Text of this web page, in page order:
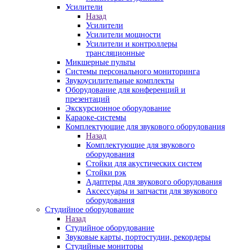
Усилители
Назад
Усилители
Усилители мощности
Усилители и контроллеры
трансляционные
Микшерные пульты
Системы персонального мониторинга
Звукоусилительные комплекты
Оборудование для конференций и
презентаций
Экскурсионное оборудование
Караоке-системы
Комплектующие для звукового оборудования
Назад
Комплектующие для звукового
оборудования
Стойки для акустических систем
Стойки рэк
Адаптеры для звукового оборудования
Аксессуары и запчасти для звукового
оборудования
Студийное оборудование
Назад
Студийное оборудование
Звуковые карты, портостудии, рекордеры
Студийные мониторы